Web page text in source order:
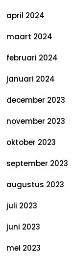
april 2024
maart 2024
februari 2024
januari 2024
december 2023
november 2023
oktober 2023
september 2023
augustus 2023
juli 2023
juni 2023
mei 2023